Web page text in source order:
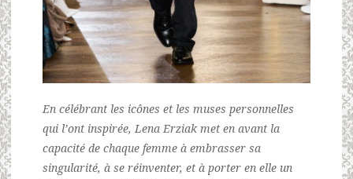
En célébrant les icônes et les muses personnelles
qui l’ont inspirée, Lena Erziak met en avant la
capacité de chaque femme à embrasser sa
singularité, à se réinventer, et à porter en elle un